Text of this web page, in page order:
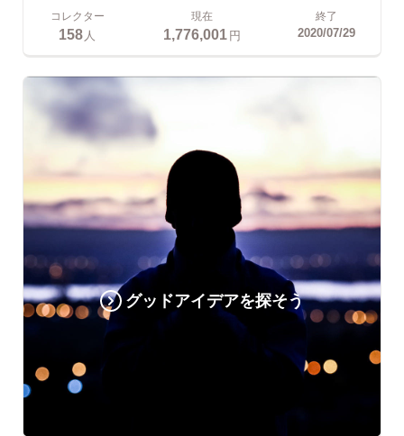
コレクター
158 人
現在
1,776,001円
終了
2020/07/29
グッドアイデアを探そう